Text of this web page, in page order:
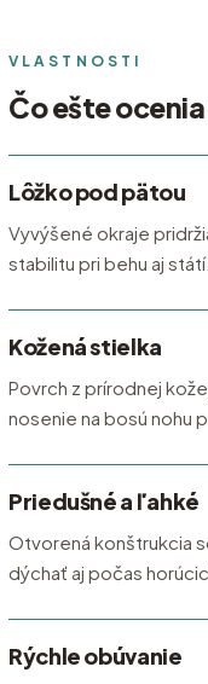
VLASTNOSTI
Čo ešte
Lôžko pod pätou
Vyvýšené okraje
stabilitu pri behu aj státí.
Kožená stielka
Povrch z prírodnej
nosenie na bosú nohu
Priedušné a ľahké
Otvorená konštrukcia
dýchať aj počas
Rýchle obúvanie